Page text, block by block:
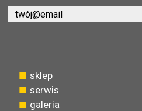
sklep
serwis
galeria